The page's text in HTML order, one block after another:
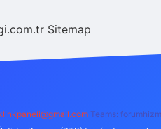
Sitemap
Teams: